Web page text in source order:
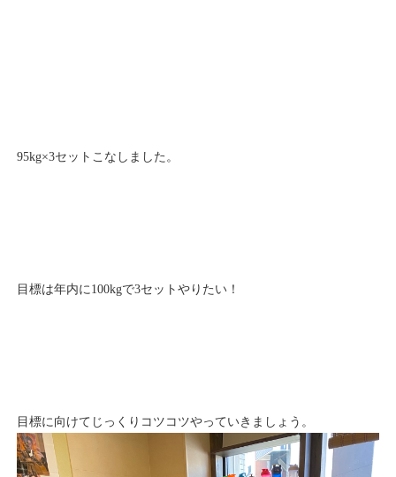
95kg×3セットこなしました。
目標は年内に100kgで3セットやりたい！
目標に向けてじっくりコツコツやっていきましょう。